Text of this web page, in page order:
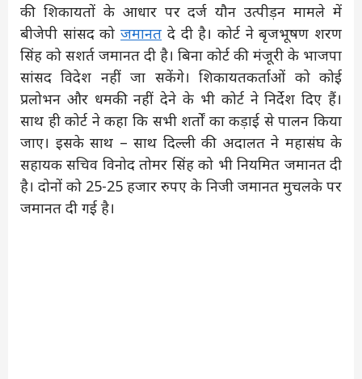
की शिकायतों के आधार पर दर्ज यौन उत्पीड़न मामले में
बीजेपी सांसद कोजमानत दे दी है। कोर्ट ने बृजभूषण शरण
सिंह को सशर्त जमानत दी है। बिना कोर्ट की मंजूरी के भाजपा
सांसद विदेश नहीं जा सकेंगे। शिकायतकर्ताओं को कोई
प्रलोभन और धमकी नहीं देने के भी कोर्ट ने निर्देश दिए हैं।
साथ ही कोर्ट ने कहा कि सभी शर्तों का कड़ाई से पालन किया
जाए। इसके साथ – साथ दिल्ली की अदालत ने महासंघ के
सहायक सचिव विनोद तोमर सिंह को भी नियमित जमानत दी
है। दोनों को 25-25 हजार रुपए के निजी जमानत मुचलके पर
जमानत दी गई है।